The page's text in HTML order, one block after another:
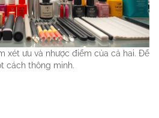
xét ưu và nhược điểm của cả hai. Để
cách thông minh.